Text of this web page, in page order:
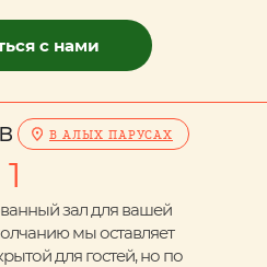
с нами
1
зал для вашей
мы оставляет
для гостей, но по
В АЛЫХ ПАРУСАХ